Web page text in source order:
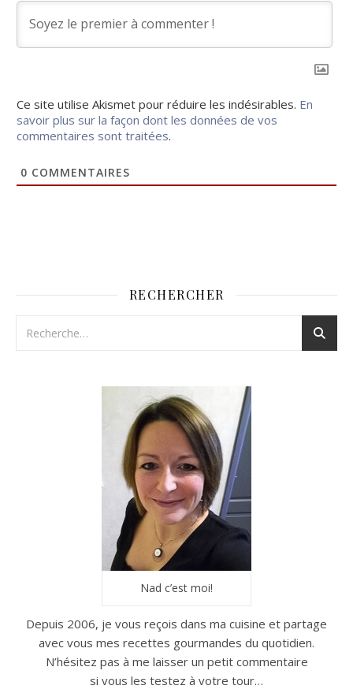
Ce site utilise Akismet pour réduire les indésirables. En
savoir plus sur la façon dont les données de vos
commentaires sont traitées.
0 COMMENTAIRES
RECHERCHER
Nad c’est moi!
Depuis 2006, je vous reçois dans ma cuisine et partage
avec vous mes recettes gourmandes du quotidien.
N’hésitez pas à me laisser un petit commentaire
si vous les testez à votre tour…